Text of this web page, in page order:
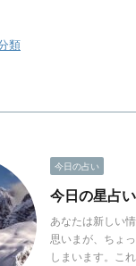
類
今日の占い
今日の星占
あなたは新しい
思いまが、ちょ
しまいます。こ